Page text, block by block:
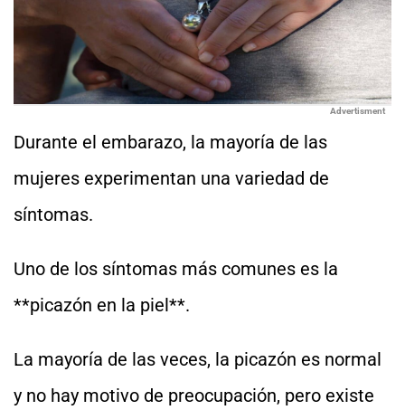
Advertisment
Durante el embarazo, la mayoría de las
mujeres experimentan una variedad de
síntomas.
Uno de los síntomas más comunes es la
**picazón en la piel**.
La mayoría de las veces, la picazón es normal
y no hay motivo de preocupación, pero existe